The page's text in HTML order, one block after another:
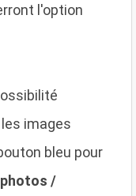
l'option
images
bleu pour
/